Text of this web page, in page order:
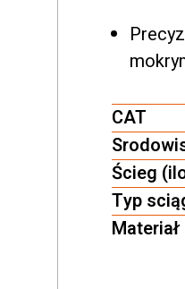
CAT
Ścieg
Typ
Materiał